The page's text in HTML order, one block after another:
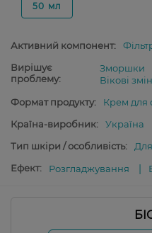
50 мл
Активний компонент:
Вирішує
проблему:
Зморшки
Вікові
Формат продукту:
Крем для
Країна-виробник:
Україна
Тип шкіри / особливість:
Для
Ефект:
Розгладжування